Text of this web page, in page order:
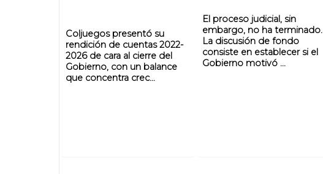
Coljuegos presentó su
rendición de cuentas 2022-
2026 de cara al cierre del
Gobierno, con un balance
que concentra crec...
El proceso judicial, sin
embargo, no ha terminado.
La discusión de fondo
consiste en establecer si el
Gobierno motivó ...